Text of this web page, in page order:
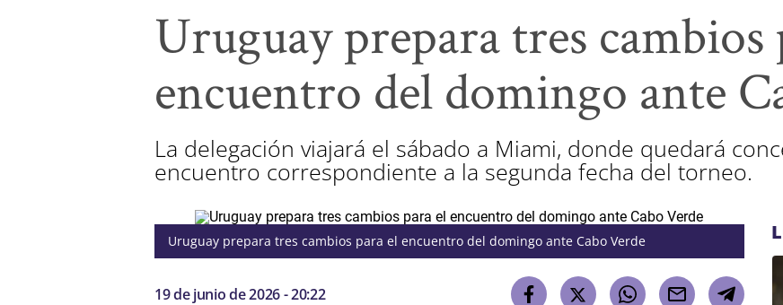
Uruguay prepara tres cambios
encuentro del domingo ante
La delegación viajará el sábado a Miami, donde quedará
encuentro correspondiente a la segunda fecha del torneo.
Uruguay prepara tres cambios para el encuentro del domingo ante Cabo Verde
19 de junio de 2026 - 20:22